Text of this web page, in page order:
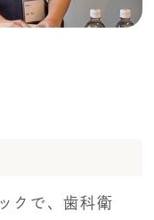
クで、歯科衛